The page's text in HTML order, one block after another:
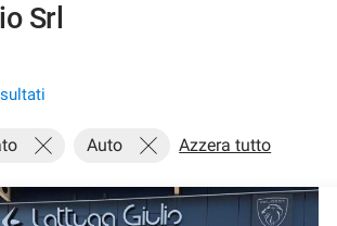
Srl
Auto Azzera tutto